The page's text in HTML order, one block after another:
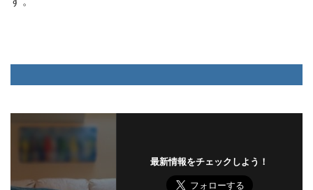
最新情報をチェックしよう！